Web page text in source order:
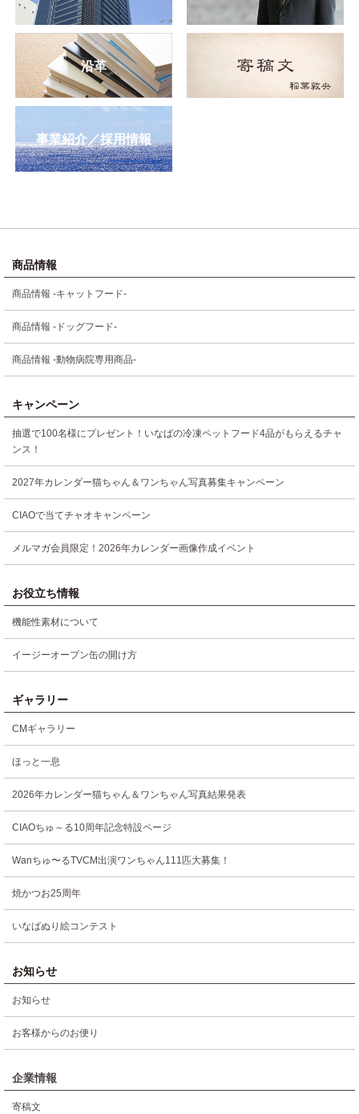
沿革
事業紹介／採用情報
商品情報
商品情報 -キャットフード-
商品情報 -ドッグフード-
商品情報 -動物病院専用商品-
キャンペーン
抽選で100名様にプレゼント！いなばの冷凍ペットフード4品がもらえるチャ
ンス！
2027年カレンダー猫ちゃん＆ワンちゃん写真募集キャンペーン
CIAOで当てチャオキャンペーン
メルマガ会員限定！2026年カレンダー画像作成イベント
お役立ち情報
機能性素材について
イージーオープン缶の開け方
ギャラリー
CMギャラリー
ほっと一息
2026年カレンダー猫ちゃん＆ワンちゃん写真結果発表
CIAOちゅ～る10周年記念特設ページ
Wanちゅ〜るTVCM出演ワンちゃん111匹大募集！
焼かつお25周年
いなばぬり絵コンテスト
お知らせ
お知らせ
お客様からのお便り
企業情報
寄稿文